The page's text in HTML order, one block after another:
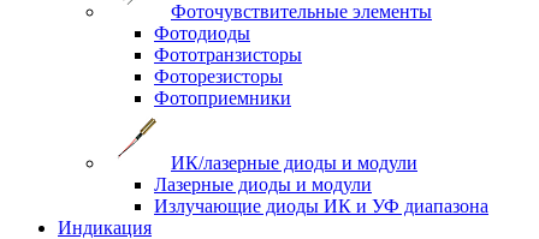
Фоточувствительные элементы
Фотодиоды
Фототранзисторы
Фоторезисторы
Фотоприемники
ИК/лазерные диоды и модули
Лазерные диоды и модули
Излучающие диоды ИК и УФ диапазона
Индикация